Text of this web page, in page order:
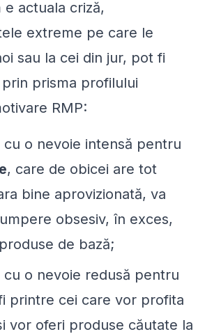
actuala criză,
extreme pe care le
sau la cei din jur, pot fi
prisma profilului
RMP:
cu o nevoie intensă pentru
, care de obicei are tot
bine aprovizionată, va
obsesiv, în exces,
de bază;
cu o nevoie redusă pentru
printre cei care vor profita
vor oferi produse căutate la